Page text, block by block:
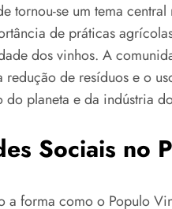
tornou-se um tema
de práticas
dos vinhos. A
de resíduos e o
planeta e da indústria
Sociais no
a forma como o Populo